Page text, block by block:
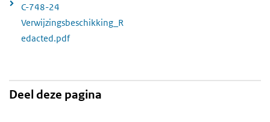
C-748-24
Verwijzingsbeschikking_R
edacted.pdf
Deel deze pagina